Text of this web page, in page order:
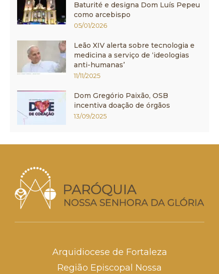
Baturité e designa Dom Luís Pepeu
como arcebispo
05/01/2026
Leão XIV alerta sobre tecnologia e
medicina a serviço de ‘ideologias
anti-humanas’
11/11/2025
Dom Gregório Paixão, OSB
incentiva doação de órgãos
13/09/2025
Arquidiocese de Fortaleza
Região Episcopal Nossa